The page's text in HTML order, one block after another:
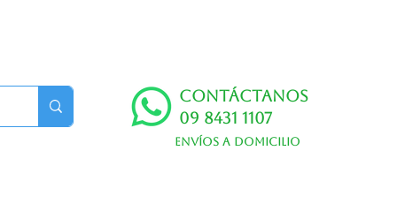
Contáctanos
09 8431 1107
Envíos a domicilio